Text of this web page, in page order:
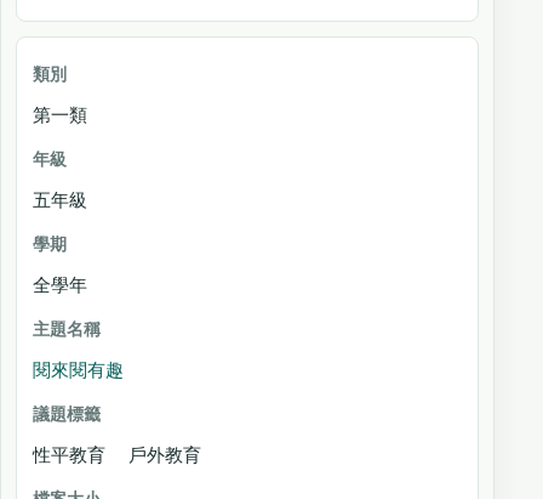
第一類
五年級
全學年
閱來閱有趣
性平教育 戶外教育